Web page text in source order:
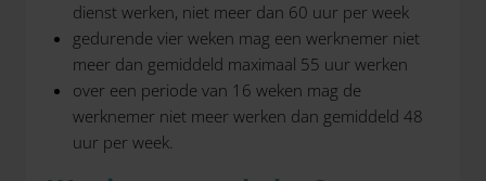
dienst werken, niet meer dan 60 uur per week
gedurende vier weken mag een werknemer niet
meer dan gemiddeld maximaal 55 uur werken
over een periode van 16 weken mag de
werknemer niet meer werken dan gemiddeld 48
uur per week.